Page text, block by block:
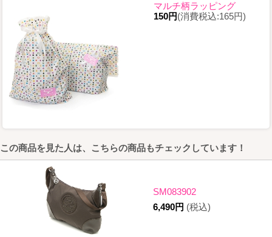
マルチ柄ラッピング
150円(消費税込:165円)
この商品を見た人は、こちらの商品もチェックしています！
SM083902
6,490円 (税込)